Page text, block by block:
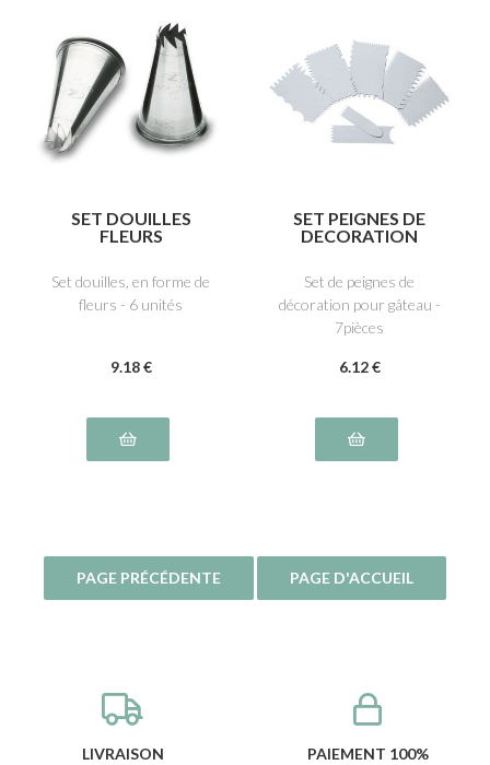
SET DOUILLES
FLEURS
Set douilles, en forme de
fleurs - 6 unités
9.18 €
SET PEIGNES DE
DECORATION
Set de peignes de
décoration pour gâteau -
7pièces
6.12 €
LIVRAISON
PAIEMENT 100%